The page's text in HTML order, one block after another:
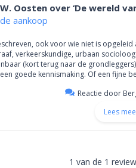
Reactie door
Lees
W. Oosten over ‘De wereld
aankoop
ook voor wie niet is
verkeerskundige, urbaan
(kort terug naar de
goede kennismaking. Of een fijne
1 van de 1